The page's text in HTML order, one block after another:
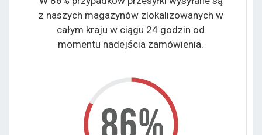
z naszych magazynów zlokalizowanych w
całym kraju w ciągu 24 godzin od
momentu nadejścia zamówienia.